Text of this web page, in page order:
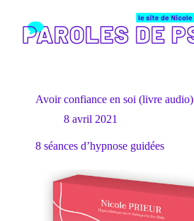
contenu
Avoir confiance en soi (livre audio)
8 avril 2021
8 séances d’hypnose guidées